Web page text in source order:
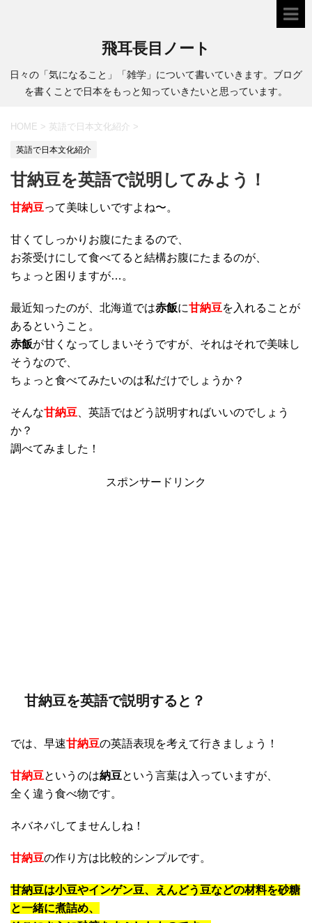
飛耳長目ノート
日々の「気になること」「雑学」について書いていきます。ブログ
を書くことで日本をもっと知っていきたいと思っています。
HOME > 英語で日本文化紹介 >
英語で日本文化紹介
甘納豆を英語で説明してみよう！
甘納豆って美味しいですよね〜。
甘くてしっかりお腹にたまるので、
お茶受けにして食べてると結構お腹にたまるのが、
ちょっと困りますが…。
最近知ったのが、北海道では赤飯に甘納豆を入れることが
あるということ。
赤飯が甘くなってしまいそうですが、それはそれで美味し
そうなので、
ちょっと食べてみたいのは私だけでしょうか？
そんな甘納豆 、英語ではどう説明すればいいのでしょう
か？
調べてみました！
スポンサードリンク
甘納豆を英語で説明すると？
では、早速甘納豆の英語表現を考えて行きましょう！
甘納豆というのは納豆という言葉は入っていますが、
全く違う食べ物です。
ネバネバしてませんしね！
甘納豆の作り方は比較的シンプルです。
甘納豆は小豆やインゲン豆、えんどう豆などの材料を砂糖
と一緒に煮詰め、